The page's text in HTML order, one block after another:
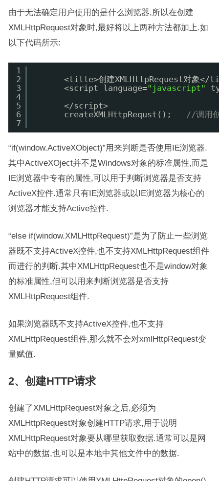
由于无法确定用户使用的是什么浏览器,所以在创建
XMLHttpRequest对象时,最好将以上两种方法都加上.如
以下代码所示:
1
2
3
4
5
6
7
<title>创建XMLHttpRequest对象
<script language="javascript"
</script>
createXMLHttpRequst(); //调用
“if(window.ActiveXObject)”用来判断是否使用IE浏览器.
其中ActiveXOject并不是Windows对象的标准属性,而是
IE浏览器中专有的属性,可以用于判断浏览器是否支持
ActiveX控件.通常只有IE浏览器或以IE浏览器为核心的
浏览器才能支持Active控件.
“else if(window.XMLHttpRequest)”是为了防止一些浏览
器既不支持ActiveX控件,也不支持XMLHttpRequest组件
而进行的判断.其中XMLHttpRequest也不是window对象
的标准属性,但可以用来判断浏览器是否支持
XMLHttpRequest组件.
如果浏览器既不支持ActiveX控件,也不支持
XMLHttpRequest组件,那么就不会对xmlHttpRequest变
量赋值.
2、创建HTTP请求
创建了XMLHttpRequest对象之后,必须为
XMLHttpRequest对象创建HTTP请求,用于说明
XMLHttpRequest对象要从哪里获取数据.通常可以是网
站中的数据,也可以是本地中其他文件中的数据.